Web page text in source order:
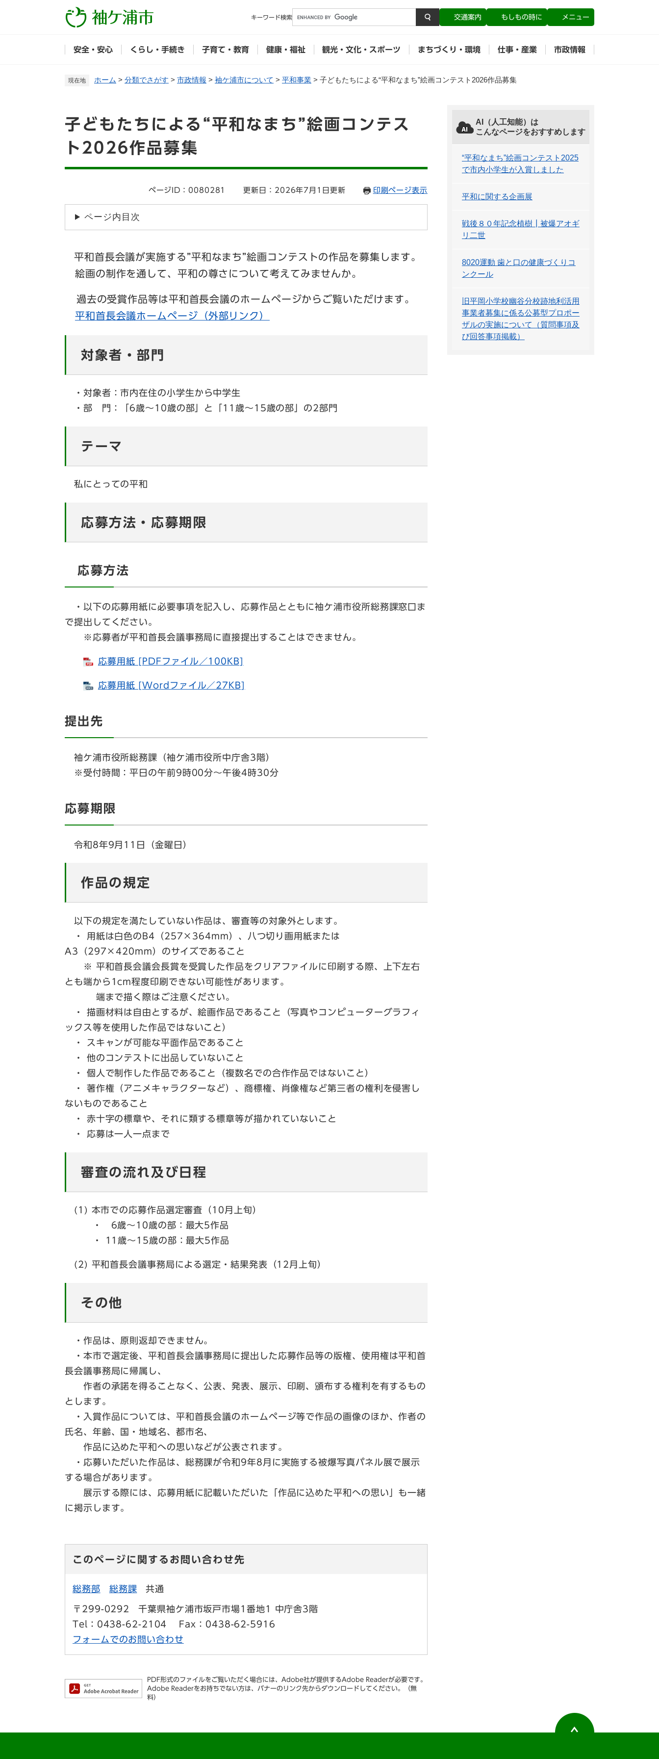
メニューを飛ばして本文へ
キーワード検索 交通案内 もしもの時に メニュー
安全・安心 くらし・手続き 子育て・教育 健康・福祉 観光・文化・スポーツ まちづくり・環境 仕事・産業 市政情報
現在地 ホーム > 分類でさがす > 市政情報 > 袖ケ浦市について > 平和事業 > 子どもたちによる“平和なまち”絵画コンテスト2026作品募集
文
子どもたちによる“平和なまち”絵画コンテス
ト2026作品募集
ページID：0080281 更新日：2026年7月1日更新 印刷ページ表示
ページ内目次
平和首長会議が実施する”平和なまち”絵画コンテストの作品を募集します。
絵画の制作を通して、平和の尊さについて考えてみませんか。
過去の受賞作品等は平和首長会議のホームページからご覧いただけます。
平和首長会議ホームページ（外部リンク）
対象者・部門
・対象者：市内在住の小学生から中学生
・部 門：「6歳～10歳の部」と「11歳～15歳の部」の2部門
テーマ
私にとっての平和
応募方法・応募期限
応募方法
・以下の応募用紙に必要事項を記入し、応募作品とともに袖ケ浦市役所総務課窓口ま
で提出してください。
​※応募者が平和首長会議事務局に直接提出することはできません。
応募用紙 [PDFファイル／100KB]
応募用紙 [Wordファイル／27KB]
提出先
袖ケ浦市役所総務課（袖ケ浦市役所中庁舎3階）
※受付時間：平日の午前9時00分～午後4時30分
応募期限
令和8年9月11日（金曜日）
作品の規定
以下の規定を満たしていない作品は、審査等の対象外とします。
・ 用紙は白色のB4（257×364mm）、八つ切り画用紙または
A3（297×420mm）のサイズであること
※ 平和首長会議会長賞を受賞した作品をクリアファイルに印刷する際、上下左右
とも端から1cm程度印刷できない可能性があります。
端まで描く際はご注意ください。
・ 描画材料は自由とするが、絵画作品であること（写真やコンピューターグラフィ
ックス等を使用した作品ではないこと）
・ スキャンが可能な平面作品であること
・ 他のコンテストに出品していないこと
・ 個人で制作した作品であること（複数名での合作作品ではないこと）
・ 著作権（アニメキャラクターなど）、商標権、肖像権など第三者の権利を侵害し
ないものであること
・ 赤十字の標章や、それに類する標章等が描かれていないこと
・ 応募は一人一点まで
審査の流れ及び日程
(1) 本市での応募作品選定審査（10月上旬）
・ 6歳～10歳の部：最大5作品
・ 11歳～15歳の部：最大5作品
(2) 平和首長会議事務局による選定・結果発表（12月上旬）
その他
・作品は、原則返却できません。
・本市で選定後、平和首長会議事務局に提出した応募作品等の版権、使用権は平和首
長会議事務局に帰属し、
作者の承諾を得ることなく、公表、発表、展示、印刷、頒布する権利を有するもの
とします。
​ ・入賞作品については、平和首長会議のホームページ等で作品の画像のほか、作者の
氏名、年齢、国・地域名、都市名、
作品に込めた平和への思いなどが公表されます。
・応募いただいた作品は、総務課が令和9年8月に実施する被爆写真パネル展で展示
する場合があります。
展示する際には、応募用紙に記載いただいた「作品に込めた平和への思い」も一緒
に掲示します。
このページに関するお問い合わせ先
総務部 総務課 共通
〒299-0292
千葉県袖ケ浦市坂戸市場1番地1 中庁舎3階
Tel：0438-62-2104
Fax：0438-62-5916
フォームでのお問い合わせ
PDF形式のファイルをご覧いただく場合には、Adobe社が提供するAdobe Readerが必要です。
Adobe Readerをお持ちでない方は、バナーのリンク先からダウンロードしてください。（無
料）
AI（人工知能）は
こんなページをおすすめします
“平和なまち”絵画コンテスト2025
で市内小学生が入賞しました
平和に関する企画展
戦後８０年記念植樹┃被爆アオギ
リ二世
8020運動 歯と口の健康づくりコ
ンクール
旧平岡小学校幽谷分校跡地利活用
事業者募集に係る公募型プロポー
ザルの実施について（質問事項及
び回答事項掲載）